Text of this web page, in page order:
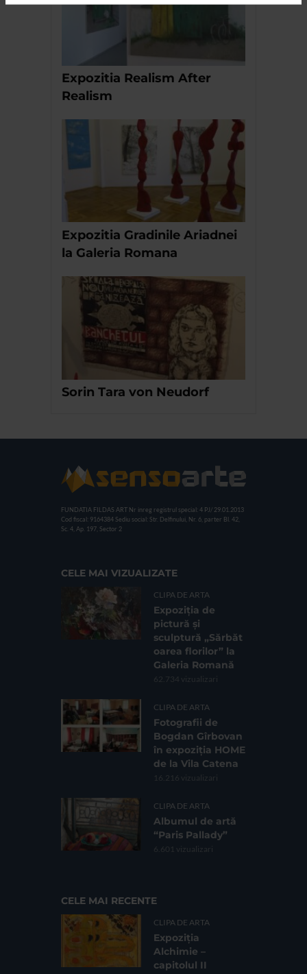
Expozitia Realism After
Realism
Expozitia Gradinile Ariadnei
la Galeria Romana
Sorin Tara von Neudorf
FUNDATIA FILDAS ART Nr inreg registrul special: 4 PJ/ 29.01.2013
Cod fiscal: 9164384 Sediu social: Str. Delfinului, Nr. 6, parter Bl. 42,
Sc. 4, Ap. 197, Sector 2
CELE MAI VIZUALIZATE
CLIPA DE ARTA
Expoziția de
pictură și
sculptură „Sărbăt
oarea florilor” la
Galeria Romană
62.734 vizualizari
CLIPA DE ARTA
Fotografii de
Bogdan Gîrbovan
în expoziția HOME
de la Vila Catena
16.216 vizualizari
CLIPA DE ARTA
Albumul de artă
“Paris Pallady”
6.601 vizualizari
CELE MAI RECENTE
CLIPA DE ARTA
Expoziția
Alchimie –
capitolul II